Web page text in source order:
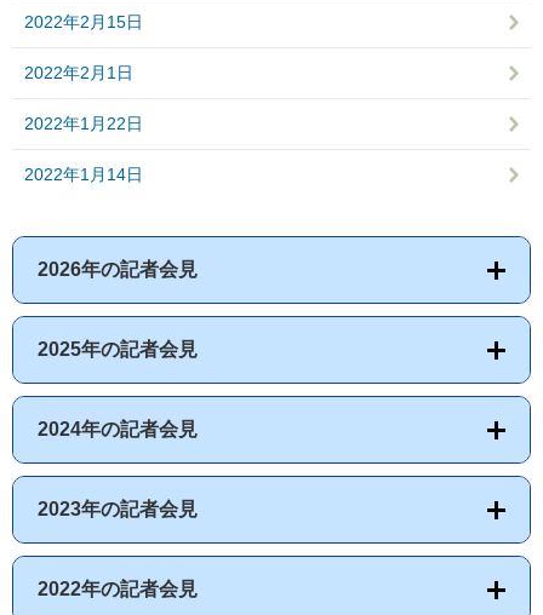
2022年2月15日
2022年2月1日
2022年1月22日
2022年1月14日
2026年の記者会見
2025年の記者会見
2024年の記者会見
2023年の記者会見
2022年の記者会見